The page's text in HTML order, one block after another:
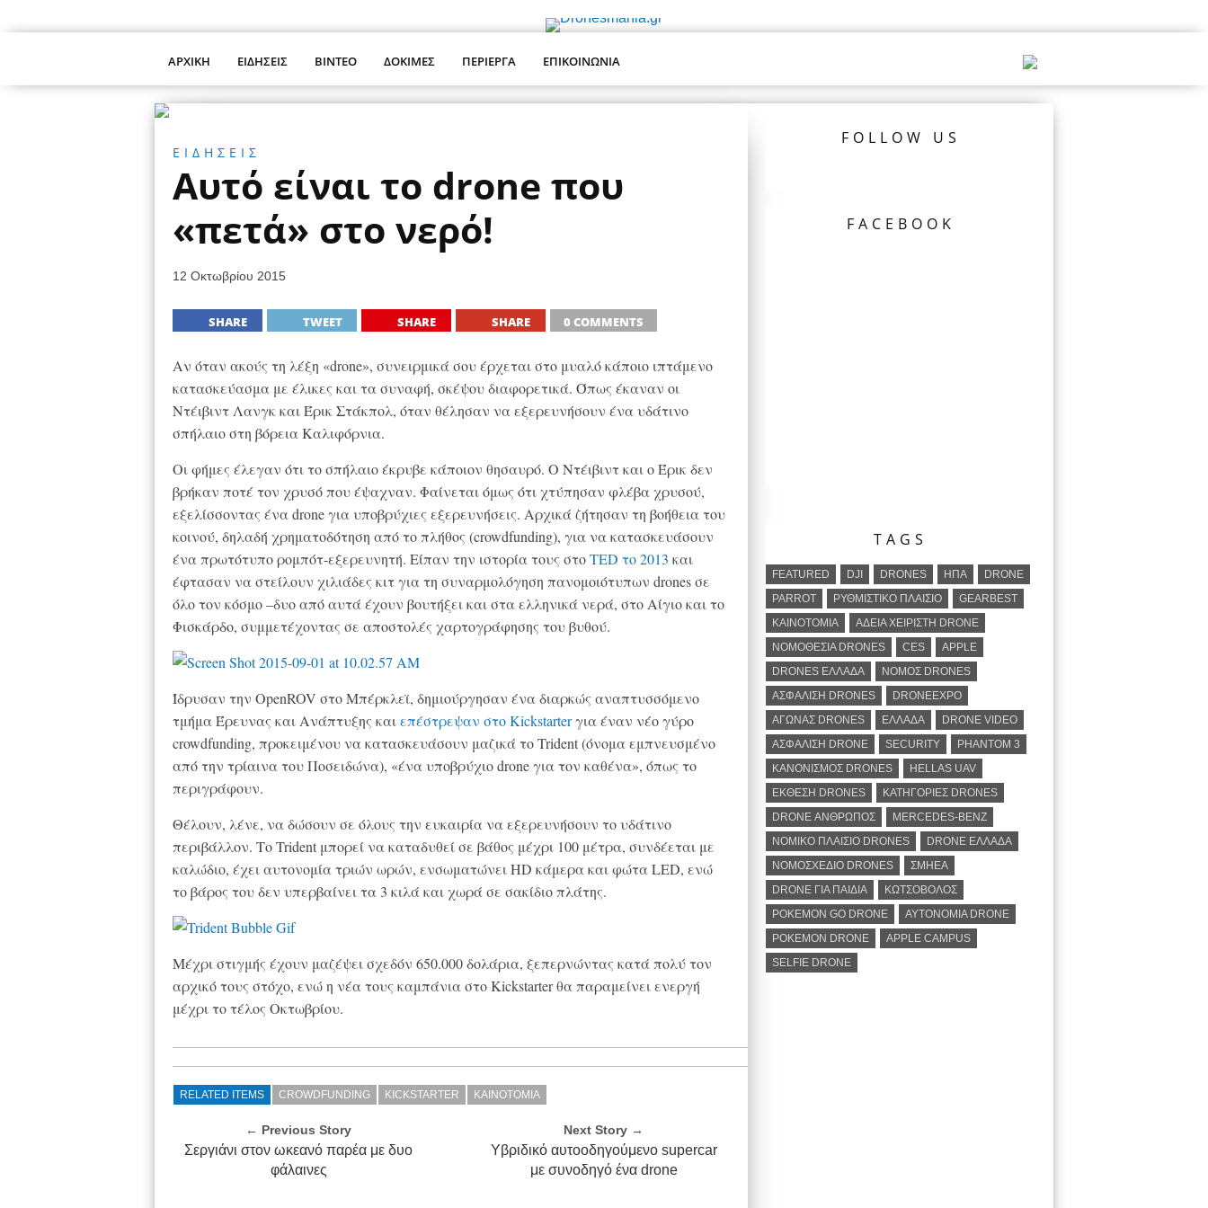
ΑΡΧΙΚΗ ΕΙΔΗΣΕΙΣ ΒΙΝΤΕΟ ΔΟΚΙΜΕΣ ΠΕΡΙΕΡΓΑ ΕΠΙΚΟΙΝΩΝΙΑ
ΕΙΔΗΣΕΙΣ
Αυτό είναι το drone που
«πετά» στο νερό!
12 Οκτωβρίου 2015
SHARE TWEET SHARE SHARE 0 COMMENTS
Αν όταν ακούς τη λέξη «drone», συνειρμικά σου έρχεται στο μυαλό κάποιο ιπτάμενο
κατασκεύασμα με έλικες και τα συναφή, σκέψου διαφορετικά. Όπως έκαναν οι
Ντέιβιντ Λανγκ και Έρικ Στάκπολ, όταν θέλησαν να εξερευνήσουν ένα υδάτινο
σπήλαιο στη βόρεια Καλιφόρνια.
Οι φήμες έλεγαν ότι το σπήλαιο έκρυβε κάποιον θησαυρό. Ο Ντέιβιντ και ο Έρικ δεν
βρήκαν ποτέ τον χρυσό που έψαχναν. Φαίνεται όμως ότι χτύπησαν φλέβα χρυσού,
εξελίσσοντας ένα drone για υποβρύχιες εξερευνήσεις. Αρχικά ζήτησαν τη βοήθεια του
κοινού, δηλαδή χρηματοδότηση από το πλήθος (crowdfunding), για να κατασκευάσουν
ένα πρωτότυπο ρομπότ-εξερευνητή. Είπαν την ιστορία τους στοTED το 2013 και
έφτασαν να στείλουν χιλιάδες κιτ για τη συναρμολόγηση πανομοιότυπων drones σε
όλο τον κόσμο –δυο από αυτά έχουν βουτήξει και στα ελληνικά νερά, στο Αίγιο και το
Φισκάρδο, συμμετέχοντας σε αποστολές χαρτογράφησης του βυθού.
Ίδρυσαν την OpenROV στο Μπέρκλεϊ, δημιούργησαν ένα διαρκώς αναπτυσσόμενο
τμήμα Έρευνας και Ανάπτυξης καιεπέστρεψαν στο Kickstarterγια έναν νέο γύρο
crowdfunding, προκειμένου να κατασκευάσουν μαζικά το Trident (όνομα εμπνευσμένο
από την τρίαινα του Ποσειδώνα), «ένα υποβρύχιο drone για τον καθένα», όπως το
περιγράφουν.
Θέλουν, λένε, να δώσουν σε όλους την ευκαιρία να εξερευνήσουν το υδάτινο
περιβάλλον. Το Trident μπορεί να καταδυθεί σε βάθος μέχρι 100 μέτρα, συνδέεται με
καλώδιο, έχει αυτονομία τριών ωρών, ενσωματώνει HD κάμερα και φώτα LED, ενώ
το βάρος του δεν υπερβαίνει τα 3 κιλά και χωρά σε σακίδιο πλάτης.
Μέχρι στιγμής έχουν μαζέψει σχεδόν 650.000 δολάρια, ξεπερνώντας κατά πολύ τον
αρχικό τους στόχο, ενώ η νέα τους καμπάνια στο Kickstarter θα παραμείνει ενεργή
μέχρι το τέλος Οκτωβρίου.
RELATED ITEMS CROWDFUNDING KICKSTARTER ΚΑΙΝΟΤΟΜΙΑ
← Previous Story
Σεργιάνι στον ωκεανό παρέα με δυο
φάλαινες
Next Story →
Υβριδικό αυτοοδηγούμενο supercar
με συνοδηγό ένα drone
FOLLOW US
FACEBOOK
TAGS
FEATURED DJI DRONES ΗΠΑ
DRONE
PARROT
ΡΥΘΜΙΣΤΙΚΟ ΠΛΑΙΣΙΟ
GEARBEST
ΚΑΙΝΟΤΟΜΙΑ
ΑΔΕΙΑ ΧΕΙΡΙΣΤΗ DRONE
ΝΟΜΟΘΕΣΙΑ DRONES
CES
APPLE
DRONES ΕΛΛΑΔΑ
ΝΟΜΟΣ DRONES
ΑΣΦΑΛΙΣΗ DRONES
DRONEEXPO
ΑΓΩΝΑΣ DRONES
ΕΛΛΑΔΑ
DRONE VIDEO
ΑΣΦΑΛΙΣΗ DRONE
SECURITY
PHANTOM 3
ΚΑΝΟΝΙΣΜΟΣ DRONES
HELLAS UAV
ΕΚΘΕΣΗ DRONES
ΚΑΤΗΓΟΡΙΕΣ DRONES
DRONE ΑΝΘΡΩΠΟΣ
MERCEDES-BENZ
ΝΟΜΙΚΟ ΠΛΑΙΣΙΟ DRONES
DRONE ΕΛΛΑΔΑ
ΝΟΜΟΣΧΕΔΙΟ DRONES
ΣΜΗΕΑ
DRONE ΓΙΑ ΠΑΙΔΙΑ
ΚΩΤΣΟΒΟΛΟΣ
POKEMON GO DRONE
ΑΥΤΟΝΟΜΙΑ DRONE
POKEMON DRONE
APPLE CAMPUS
SELFIE DRONE